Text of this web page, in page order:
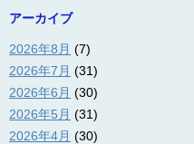
アーカイブ
2026年8月 (7)
2026年7月 (31)
2026年6月 (30)
2026年5月 (31)
2026年4月 (30)